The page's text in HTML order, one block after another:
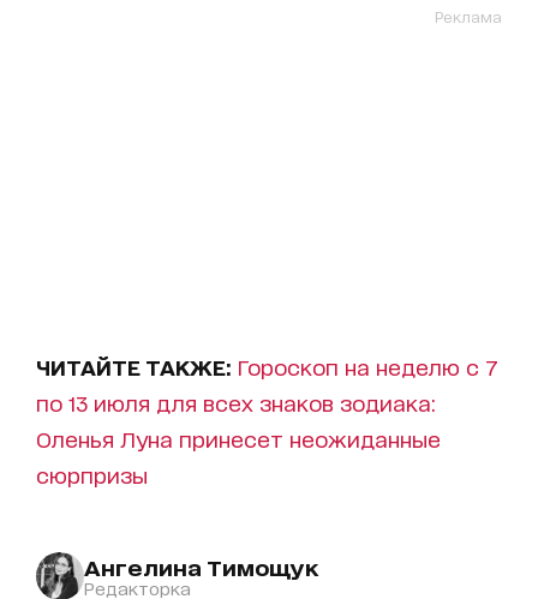
Реклама
ЧИТАЙТЕ ТАКЖЕ: Гороскоп на неделю с 7
по 13 июля для всех знаков зодиака:
Оленья Луна принесет неожиданные
сюрпризы
Ангелина Тимощук
Редакторка